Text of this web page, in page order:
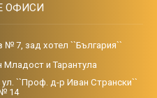
ОФИСИ
№ 7, зад хотел ``България``
Младост и Тарантула
``Проф. д-р Иван Странски``
14